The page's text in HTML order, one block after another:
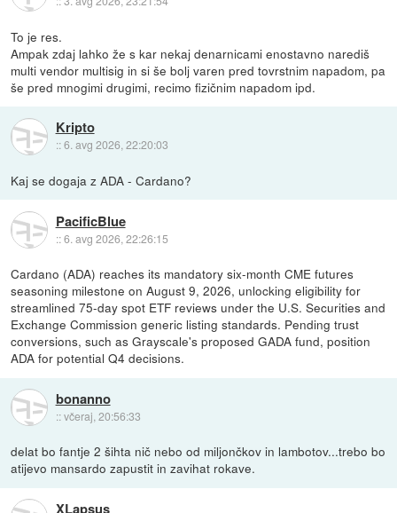
To je res.
Ampak zdaj lahko že s kar nekaj denarnicami enostavno narediš
multi vendor multisig in si še bolj varen pred tovrstnim napadom, pa
še pred mnogimi drugimi, recimo fizičnim napadom ipd.
Kripto
::6. avg 2026, 22:20:03
Kaj se dogaja z ADA - Cardano?
PacificBlue
::6. avg 2026, 22:26:15
Cardano (ADA) reaches its mandatory six-month CME futures
seasoning milestone on August 9, 2026, unlocking eligibility for
streamlined 75-day spot ETF reviews under the U.S. Securities and
Exchange Commission generic listing standards. Pending trust
conversions, such as Grayscale's proposed GADA fund, position
ADA for potential Q4 decisions.
bonanno
::včeraj, 20:56:33
delat bo fantje 2 šihta nič nebo od miljončkov in lambotov...trebo bo
atijevo mansardo zapustit in zavihat rokave.
XLapsus